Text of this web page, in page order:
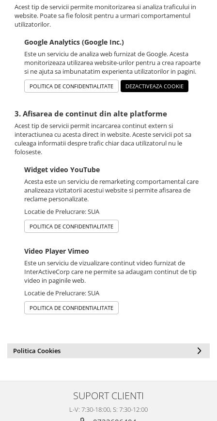
Acest tip de servicii permite monitorizarea si analiza traficului in
website. Poate sa fie folosit pentru a urmari comportamentul
utilizatorilor.
Google Analytics (Google Inc.)
Este un serviciu de analiza web furnizat de Google. Acesta
monitorizeaza utilizarea website-urilor pentru a crea rapoarte
si ne ajuta sa imbunatatim experienta utilizatorilor in pagini.
POLITICA DE CONFIDENTIALITATE DEZACTIVEAZA COOKIE
3. Afisarea de continut din alte platforme
Acest tip de servicii permit incarcarea continut extern si
interactiunea cu acesta direct in website. Aceste servicii pot sa
culeaga informatii despre trafic chiar daca utilizatorul nu le
foloseste.
Widget video YouTube
Acesta este un serviciu de remarketing comportamental care
analizeaza vizitatorii acestui website si permite afisarea de
reclame personalizate.
Locatie de Prelucrare: SUA
POLITICA DE CONFIDENTIALITATE
Video Player Vimeo
Este un serviciu de vizualizare continut video furnizat de
InterActiveCorp care ne permite sa adaugam continut de tip
video in paginile web.
Locatie de Prelucrare: SUA
POLITICA DE CONFIDENTIALITATE
Politica Cookies
SUPORT CLIENTI
L-V: 7:30-18:00, S: 7:30-12:00